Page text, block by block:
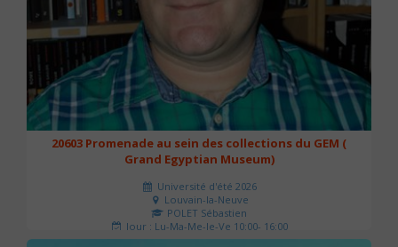
20603 Promenade au sein des collections du GEM (
Grand Egyptian Museum)
Université d'été 2026
Louvain-la-Neuve
POLET Sébastien
Jour : Lu-Ma-Me-Je-Ve 10:00- 16:00
Nombre de séances : 2